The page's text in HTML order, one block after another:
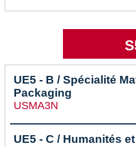
UE5 - B / Spécialité
Packaging
USMA3N
UE5 - C / Humanités et